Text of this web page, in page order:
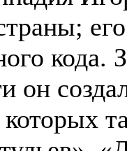
кода.
он
которых